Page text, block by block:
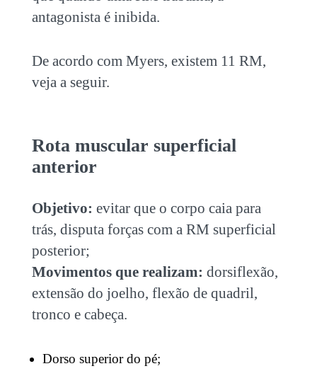
antagonista é inibida.
De acordo com Myers, existem 11 RM,
veja a seguir.
Rota muscular superficial
anterior
Objetivo: evitar que o corpo caia para
trás, disputa forças com a RM superficial
posterior;
Movimentos que realizam: dorsiflexão,
extensão do joelho, flexão de quadril,
tronco e cabeça.
Dorso superior do pé;